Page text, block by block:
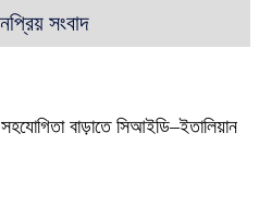
সংবাদ
বাড়াতে সিআইডি–ইতালিয়ান